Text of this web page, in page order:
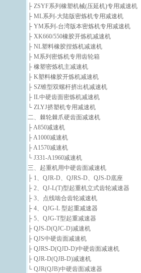
├ ZSYF系列橡塑机械(压延机)专用减速机
├ ML系列-大陆版密炼机专用减速机
├ YM系列-台湾版本密炼机专用减速机
├ XK660/550橡胶开炼机减速机
├ NL塑料橡胶捏炼机减速机
├ M系列密炼机专用齿轮箱
├ 橡塑密炼机主减速机
├ K塑料橡胶开炼机减速机
├ SZ锥型双螺杆挤出机减速机
├ IL中硬齿面密炼机减速机
└ ZLYJ挤塑机专用减速机
二、棘轮棘爪硬齿面减速机
├ A850减速机
├ A1000减速机
├ A1570减速机
└ J331-A1960减速机
三、起重机用中硬齿面减速机
├ 1、QJR-D、QJRS-D、QJS-D底座
├ 2、QJ-L(T)型起重机立式齿轮减速器
├ 3、点线啮合齿轮减速机
├ 4、QJG-L 型起重减速器
├ 5、QJG-T型起重减速器
├ QJS-D(QJC-D)减速机
├ QJS中硬齿面减速机
├ QJRS-D(QJD-D)中硬齿面减速机
├ QJR-D(QJB-D)减速机
└ QJR(QJB)中硬齿面减速器